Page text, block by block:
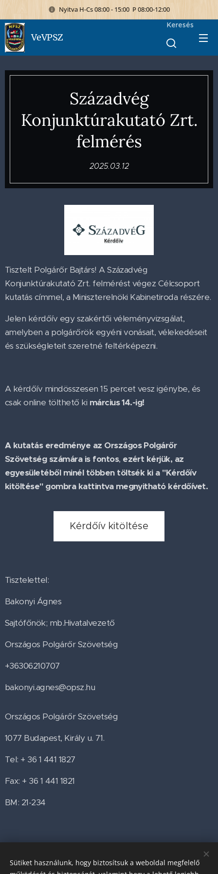
Nyitva H-Cs 08:00 - 15:00 P 08:00-12:00
VeVPSZ
Keresés
Századvég
Konjunktúrakutató Zrt.
felmérés
2025.03.12
Tisztelt Polgárőr Bajtárs! A Századvég
Konjunktúrakutató Zrt. felmérést végez Célcsoport
kutatás címmel, a Miniszterelnöki Kabinetiroda részére.
Jelen kérdőív egy szakértői véleményvizsgálat,
amelyben a polgárőrök egyéni vonásait, vélekedéseit
és szükségleteit szeretné feltérképezni.
A kérdőív mindösszesen 15 percet vesz igénybe, és
csak online tölthető ki március 14.-ig!
A kutatás eredménye az Országos Polgárőr
Szövetség számára is fontos, ezért kérjük, az
egyesületéből minél többen töltsék ki a "Kérdőív
kitöltése" gombra kattintva megnyitható kérdőívet.
Kérdőív kitöltése
Tisztelettel:
Bakonyi Ágnes
Sajtófőnök; mb.Hivatalvezető
Országos Polgárőr Szövetség
+36306210707
bakonyi.agnes@opsz.hu
Országos Polgárőr Szövetség
1077 Budapest, Király u. 71.
Tel: + 36 1 441 1827
Fax: + 36 1 441 1821
BM: 21-234
Share
Sütiket használunk, hogy biztosítsuk a weboldal megfelelő